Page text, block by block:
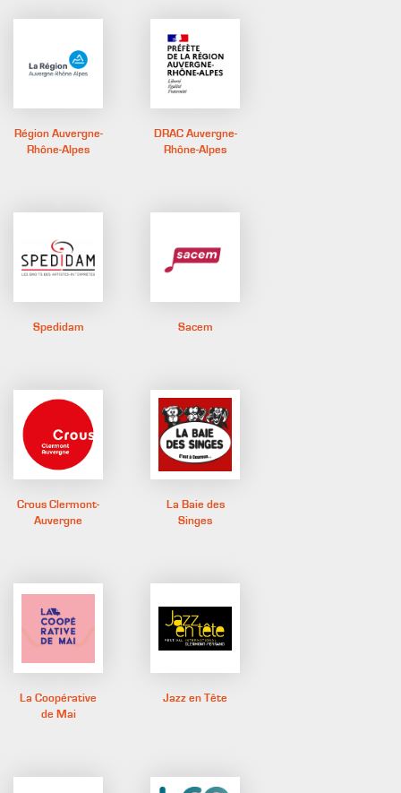
Région Auvergne-
Rhône-Alpes
DRAC Auvergne-
Rhône-Alpes
Spedidam Sacem
Crous Clermont-
Auvergne
La Baie des
Singes
La Coopérative
de Mai
Jazz en Tête